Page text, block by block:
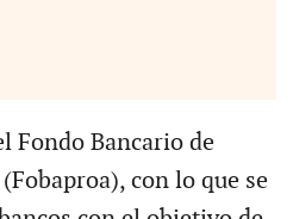
Fondo Bancario de
con lo que se